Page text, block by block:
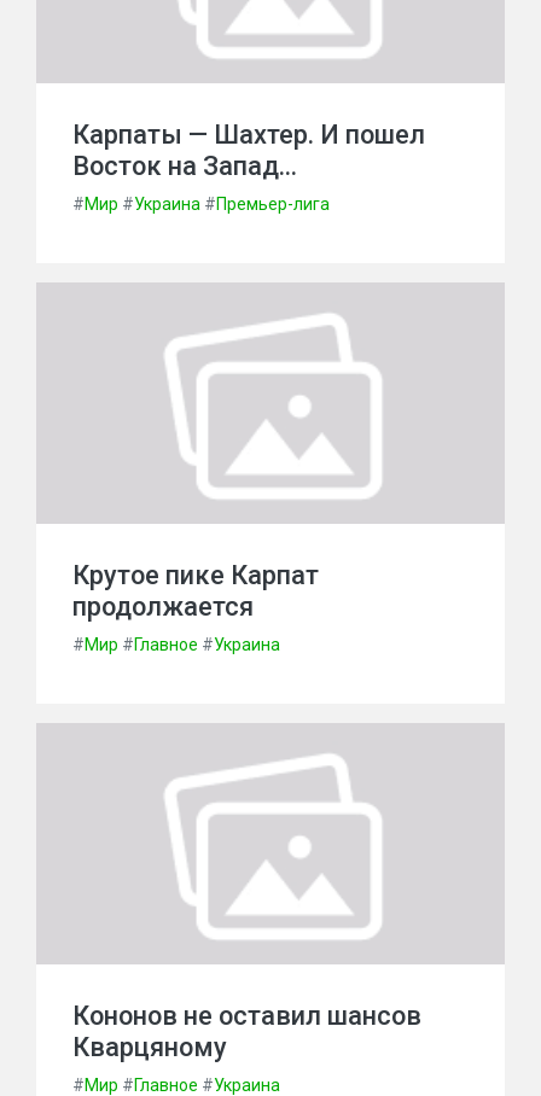
Карпаты — Шахтер. И пошел
Восток на Запад…
#Мир #Украина #Премьер-лига
Крутое пике Карпат
продолжается
#Мир #Главное #Украина
Кононов не оставил шансов
Кварцяному
#Мир #Главное #Украина